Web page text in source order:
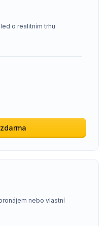
o realitním trhu
nebo vlastní